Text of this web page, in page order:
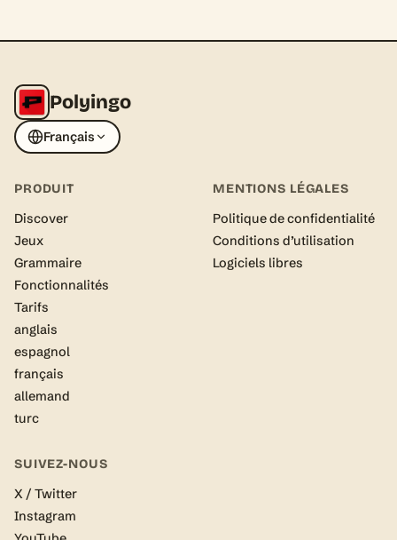
Polyingo
Français
PRODUIT
Discover
Jeux
Grammaire
Fonctionnalités
Tarifs
anglais
espagnol
français
allemand
turc
MENTIONS LÉGALES
Politique de confidentialité
Conditions d’utilisation
Logiciels libres
SUIVEZ-NOUS
X / Twitter
Instagram